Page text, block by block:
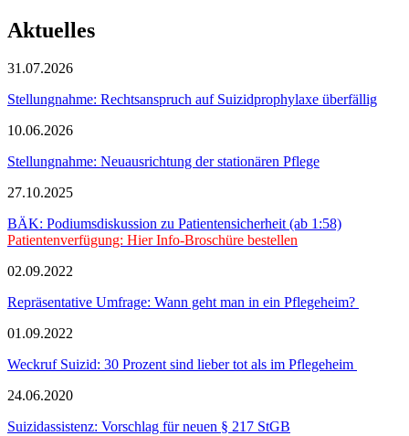
Aktuelles
31.07.2026
Stellungnahme: Rechtsanspruch auf Suizidprophylaxe überfällig
10.06.2026
Stellungnahme: Neuausrichtung der stationären Pflege
27.10.2025
BÄK: Podiumsdiskussion zu Patientensicherheit (ab 1:58)
Patientenverfügung: Hier Info-Broschüre bestellen
02.09.2022
Repräsentative Umfrage: Wann geht man in ein Pflegeheim?
01.09.2022
Weckruf Suizid: 30 Prozent sind lieber tot als im Pflegeheim
24.06.2020
Suizidassistenz: Vorschlag für neuen § 217 StGB